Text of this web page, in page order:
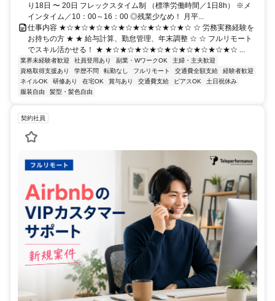
り18日 〜 20日 フレックスタイム制 （標準労働時間／1日8h） ※メ
インタイム／10：00～16：00 ◎残業少なめ！ 月平...
仕事内容 ★☆★☆★☆★☆★☆★☆★☆★☆★☆ ☆ 労務実務経験を
お持ちの方 ★ ★ 給与計算、勤怠管理、年末調整 ☆ ☆ フルリモート
でスキル活かせる！ ★ ★☆★☆★☆★☆★☆★☆★☆★☆★☆ ...
業界未経験者歓迎 社員登用あり 副業・WワークOK
主婦・主夫歓迎
資格取得支援あり
学歴不問 転勤なし フルリモート 交通費全額支給
経験者歓迎
ネイルOK
研修あり 在宅OK 賞与あり 交通費支給 ピアスOK
土日祝休み
服装自由
髪型・髪色自由
契約社員